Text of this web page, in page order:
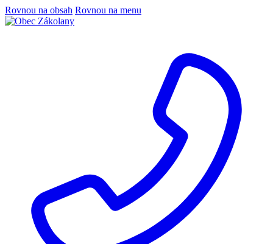
Rovnou na obsah Rovnou na menu